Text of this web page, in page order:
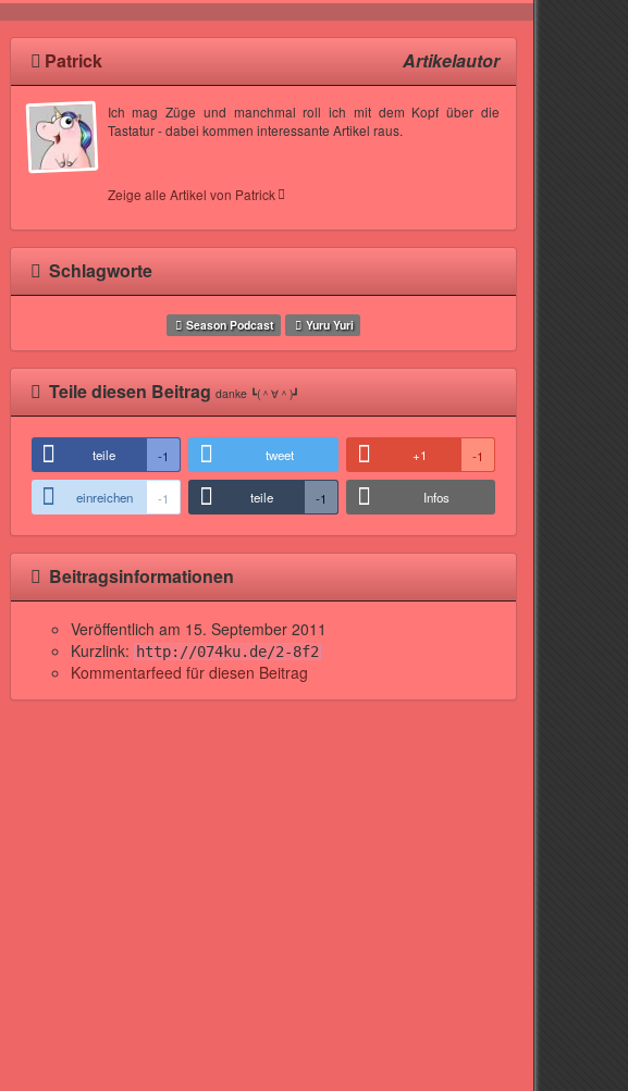
Patrick Artikelautor
Ich mag Züge und manchmal roll ich mit dem Kopf über die
Tastatur - dabei kommen interessante Artikel raus.
Zeige alle Artikel von Patrick
Schlagworte
Season Podcast Yuru Yuri
Teile diesen Beitragdanke ┗(＾∀＾)┛
teile -1 tweet +1 -1
einreichen -1 teile -1 Infos
Beitragsinformationen
Veröffentlich am 15. September 2011
Kurzlink: http://074ku.de/2-8f2
Kommentarfeed für diesen Beitrag